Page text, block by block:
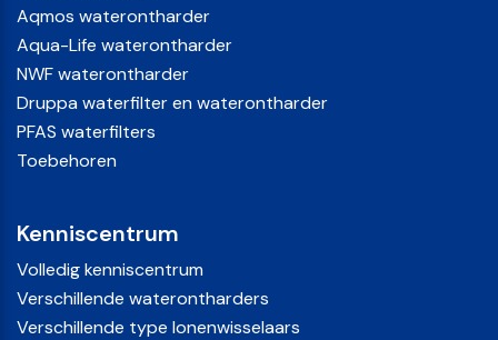
Aqmos waterontharder
Aqua-Life waterontharder
NWF waterontharder
Druppa waterfilter en waterontharder
PFAS waterfilters
Toebehoren
Kenniscentrum
Volledig kenniscentrum
Verschillende waterontharders
Verschillende type Ionenwisselaars